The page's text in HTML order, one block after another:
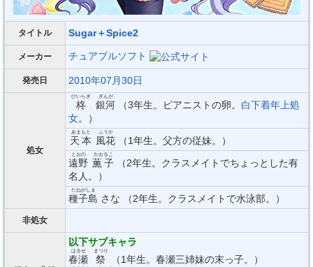
タイトル Sugar＋Spice2
メーカー チュアブルソフト
発売日 2010年07月30日
処女
柊
ひいらぎ
銀河
ぎんが
（3年生。ピアニストの卵。 白下着年上処
女。）
天本
あまもと
風花
ふうか
（1年生。父方の従妹。）
遠野
とおの
薫子
かおるこ
（2年生。クラスメイトでちょっとした有
名人。）
種子島
たねがしま
さな （2年生。クラスメイトで水泳部。）
非処女
以下サブキャラ
春瀬
はるせ
祭
まつり
（1年生。春瀬三姉妹の末っ子。）